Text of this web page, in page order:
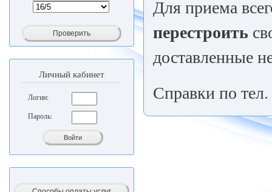
Личный кабинет
Логин:
Пароль:
Для приема
перестроить
доставленные
Справки по